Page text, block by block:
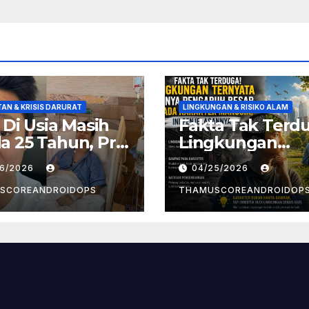
& KRISIS DARURAT
Usia Masih
25 Tahun, Pria
Divonis
Limfoma, Ini
2026
LINGKUNGAN & RISIKO ALAM
Fakta Tak
Lingkungan
Ternyata Punya
Pengaruh
Pada Karakter
Manusia, Ini
04/25/2026